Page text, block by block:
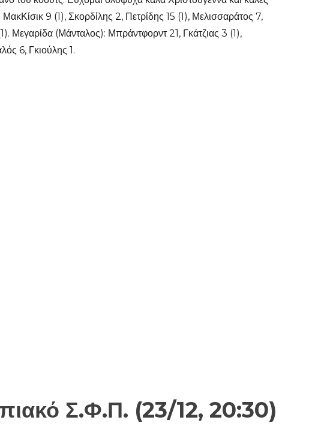
9 (1), Σκορδίλης 2, Πετρίδης 15 (1), Μελισσαράτος 7,
(Μάνταλος): Μπράντφορντ 21, Γκάτζιας 3 (1),
6, Γκιούλης 1.
Σ.Φ.Π. (23/12, 20:30)